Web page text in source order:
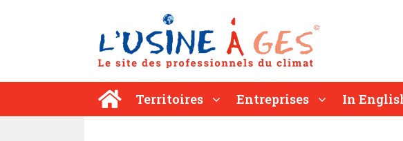
Territoires Entreprises In